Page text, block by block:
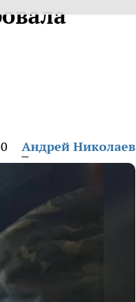
Андрей Николаев